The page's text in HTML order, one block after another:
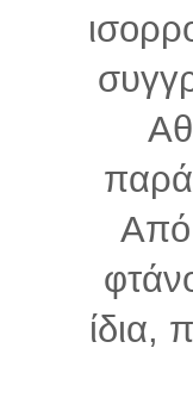
Από
ίδια,